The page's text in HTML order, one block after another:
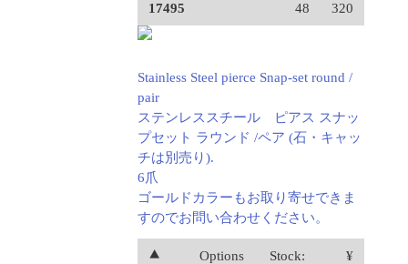
17495
48
320
Stainless Steel pierce Snap-set round /
pair
ステンレススチール ピアス スナッ
プセット ラウンド /ペア (石・キャッ
チは別売り).
6爪
ゴールドカラーもお取り寄せできま
すのでお問い合わせください。
⯅
Options
Stock:
¥